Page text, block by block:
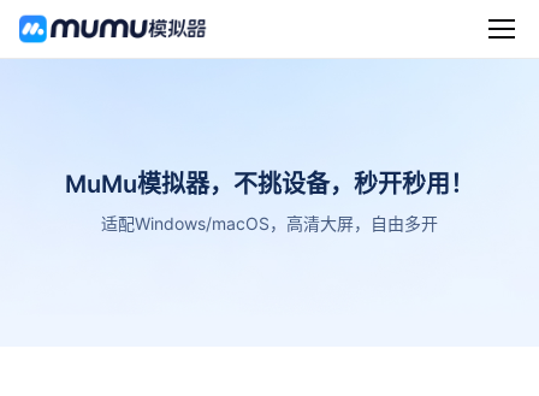
MuMu模拟器，不挑设备，秒开秒用！
适配Windows/macOS，高清大屏，自由多开